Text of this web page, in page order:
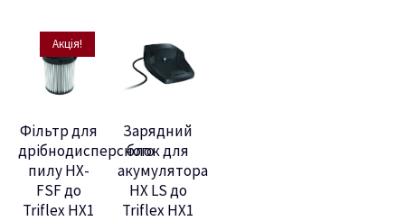
Акція!
Фільтр для
дрібнодисперсного
пилу HX-
FSF до
Triflex HX1
Зарядний
блок для
акумулятора
HX LS до
Triflex HX1